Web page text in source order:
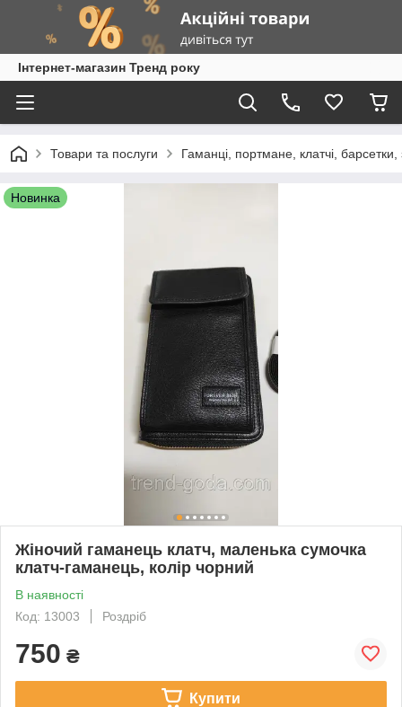
Інтернет-магазин Тренд року
Товари та послуги Гаманці, портмане, клатчі,
Новинка
Жіночий гаманець клатч, маленька сумочка
клатч-гаманець, колір чорний
В наявності
Код: 13003
Роздріб
750 ₴
Купити